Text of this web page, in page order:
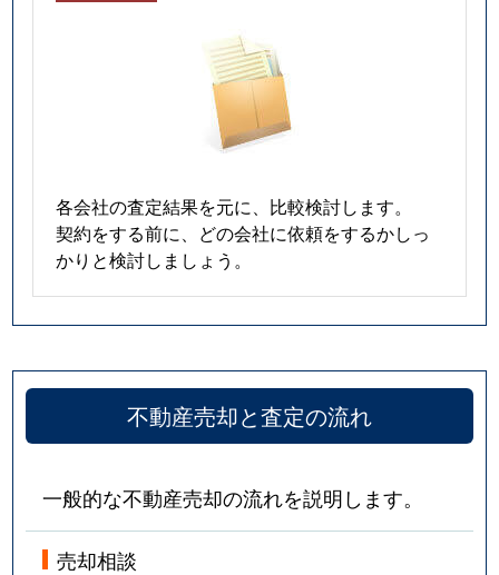
各会社の査定結果を元に、比較検討します。
契約をする前に、どの会社に依頼をするかしっ
かりと検討しましょう。
不動産売却と査定の流れ
一般的な不動産売却の流れを説明します。
売却相談